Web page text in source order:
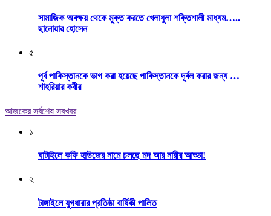
সামাজিক অবক্ষয় থেকে মুক্ত করতে খেলাধুলা শক্তিশালী মাধ্যম…..
ছানোয়ার হোসেন
৫
পূর্ব পাকিস্তানকে ভাগ করা হয়েছে পাকিস্তানকে দূর্বল করার জন্য …
শাহরিয়ার কবীর
আজকের সর্বশেষ সবখবর
১
ঘাটাইলে কফি হাউজের নামে চলছে মদ আর নারীর আড্ডা!
২
টাঙ্গাইলে যুগধারার প্রতিষ্ঠা বার্ষিকী পালিত